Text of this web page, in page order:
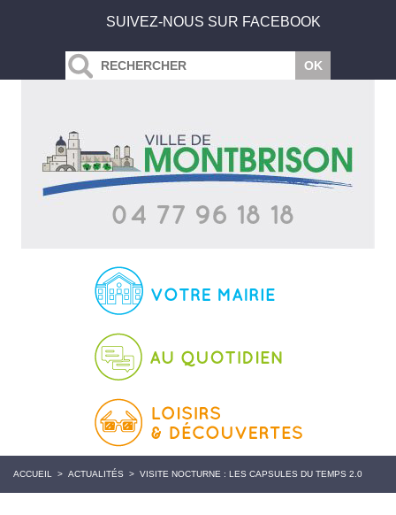
SUIVEZ-NOUS SUR FACEBOOK
ACCUEIL > ACTUALITÉS > VISITE NOCTURNE : LES CAPSULES DU TEMPS 2.0